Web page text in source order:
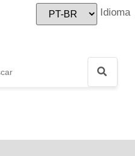
Idioma